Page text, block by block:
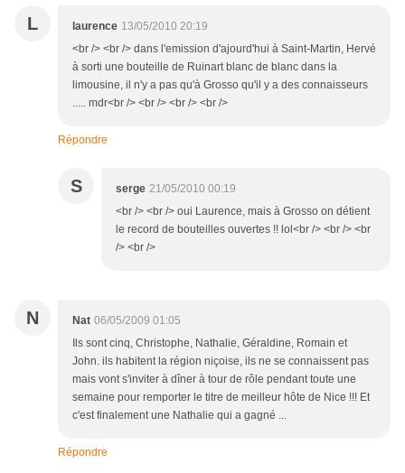
L laurence 13/05/2010 20:19
<br /> <br /> dans l'emission d'ajourd'hui à Saint-Martin, Hervé
à sorti une bouteille de Ruinart blanc de blanc dans la
limousine, il n'y a pas qu'à Grosso qu'il y a des connaisseurs
..... mdr<br /> <br /> <br /> <br />
Répondre
S serge 21/05/2010 00:19
<br /> <br /> oui Laurence, mais à Grosso on détient
le record de bouteilles ouvertes !! lol<br /> <br /> <br
/> <br />
N Nat 06/05/2009 01:05
Ils sont cinq, Christophe, Nathalie, Géraldine, Romain et
John. ils habitent la région niçoise, ils ne se connaissent pas
mais vont s'inviter à dîner à tour de rôle pendant toute une
semaine pour remporter le titre de meilleur hôte de Nice !!! Et
c'est finalement une Nathalie qui a gagné ...
Répondre